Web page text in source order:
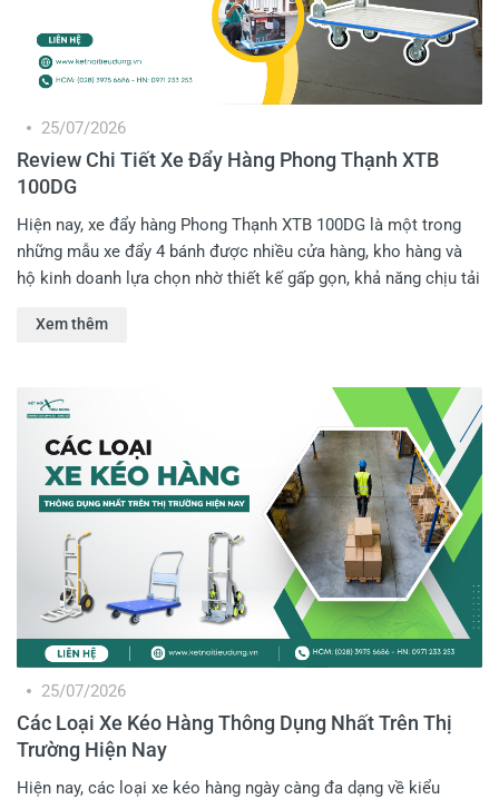
Review Chi Tiết Xe Đẩy Hàng Phong Thạnh XTB
100DG
25/07/2026
Hiện nay, xe đẩy hàng Phong Thạnh XTB 100DG là một trong
những mẫu xe đẩy 4 bánh được nhiều cửa hàng, kho hàng và
hộ kinh doanh lựa chọn nhờ thiết kế gấp gọn, khả năng chịu tải
hóa, sản phẩm còn giúp giảm đáng kể sức lao động và nâng
nhau. Anh em hãy cùng Kết Nối Tiêu Dùng review chi tiết xe
đẩy hàng Phong Thạnh XTB 100DG trong bài viết dưới đây!
Xem thêm
Các Loại Xe Kéo Hàng Thông Dụng Nhất Trên Thị
Trường Hiện Nay
25/07/2026
Hiện nay, các loại xe kéo hàng ngày càng đa dạng về kiểu